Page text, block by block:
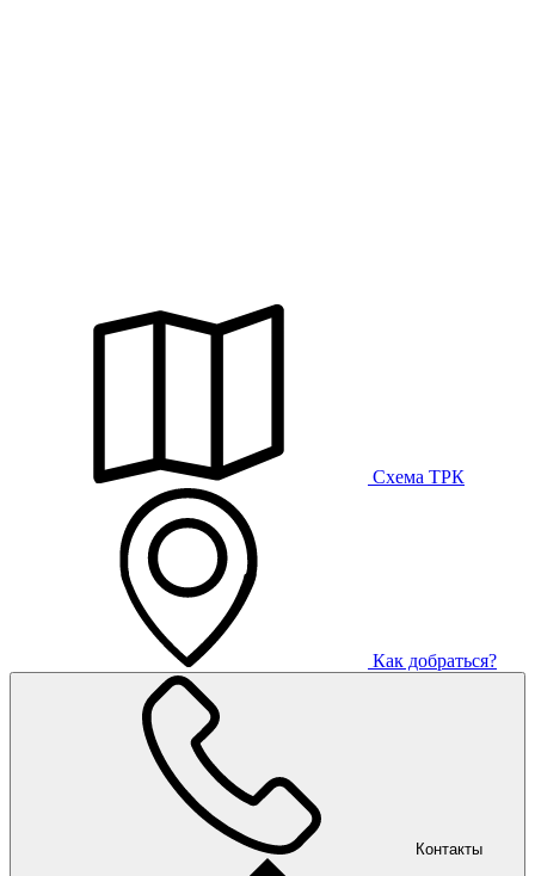
Схема ТРК
Как добраться?
Контакты